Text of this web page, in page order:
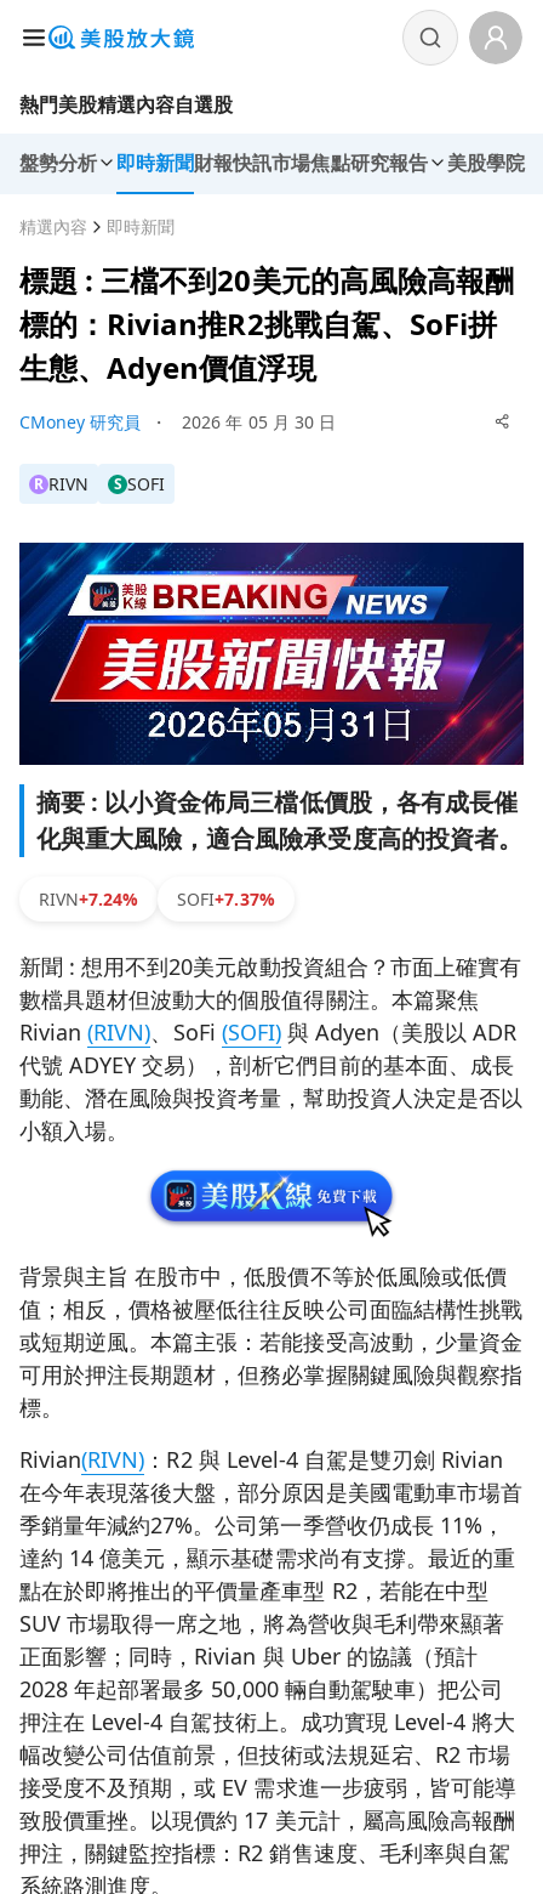
熱門美股精選內容自選股
盤勢分析 即時新聞財報快訊市場焦點研究報告 美股學院
精選內容 即時新聞
標題 : 三檔不到20美元的高風險高報酬
標的：Rivian推R2挑戰自駕、SoFi拼
生態、Adyen價值浮現
CMoney 研究員 ・ 2026 年 05 月 30 日
R RIVN S SOFI
摘要 : 以小資金佈局三檔低價股，各有成長催
化與重大風險，適合風險承受度高的投資者。
RIVN+7.24% SOFI+7.37%
新聞 : 想用不到20美元啟動投資組合？市面上確實有
數檔具題材但波動大的個股值得關注。本篇聚焦
Rivian(RIVN)、SoFi (SOFI)與 Adyen（美股以 ADR
代號 ADYEY 交易），剖析它們目前的基本面、成長
動能、潛在風險與投資考量，幫助投資人決定是否以
小額入場。
背景與主旨 在股市中，低股價不等於低風險或低價
值；相反，價格被壓低往往反映公司面臨結構性挑戰
或短期逆風。本篇主張：若能接受高波動，少量資金
可用於押注長期題材，但務必掌握關鍵風險與觀察指
標。
Rivian(RIVN) ：R2 與 Level‑4 自駕是雙刃劍 Rivian
在今年表現落後大盤，部分原因是美國電動車市場首
季銷量年減約27%。公司第一季營收仍成長 11%，
達約 14 億美元，顯示基礎需求尚有支撐。最近的重
點在於即將推出的平價量產車型 R2，若能在中型
SUV 市場取得一席之地，將為營收與毛利帶來顯著
正面影響；同時，Rivian 與 Uber 的協議（預計
2028 年起部署最多 50,000 輛自動駕駛車）把公司
押注在 Level‑4 自駕技術上。成功實現 Level‑4 將大
幅改變公司估值前景，但技術或法規延宕、R2 市場
接受度不及預期，或 EV 需求進一步疲弱，皆可能導
致股價重挫。以現價約 17 美元計，屬高風險高報酬
押注，關鍵監控指標：R2 銷售速度、毛利率與自駕
系統路測進度。